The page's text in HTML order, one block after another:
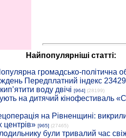
Найпопулярніші статті:
громадсько-політична
Передплатний індекс 23429
воду двічі [964] (28199)
на дитячий кінофестиваль
на Рівненщині:
центрів» [965] (27465)
були тривалий час